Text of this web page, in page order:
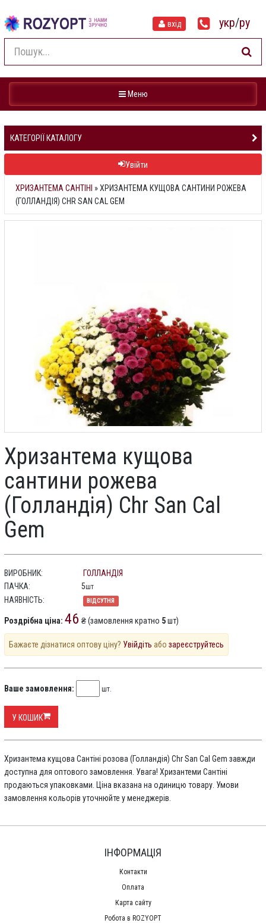
вхід укр/ру
Навігація
Меню
КАТЕГОРІЇ КАТАЛОГУ
Увійти
ХРИЗАНТЕМА САНТІНІ »ХРИЗАНТЕМА КУЩОВА САНТИНИ РОЖЕВА
(ГОЛЛАНДІЯ) CHR SAN CAL GEM
Хризантема кущова
сантини рожева
(Голландія) Chr San Cal
Gem
ВИРОБНИК:
ГОЛЛАНДІЯ
ПАЧКА:
5шт
НАЯВНІСТЬ: ВІДСУТНЯ
Роздрібна ціна: 46 ₴ (замовлення кратно 5шт)
Бажаєте дізнатися оптову ціну? Увійдіть або зареєструйтесь
Ваше замовлення: шт.
У КОШИК
Хризантема кущова Сантіні розова (Голландія) Chr San Cal Gem завжди
доступна для оптового замовлення. Увага! Хризантеми Сантіні
продаються упаковками. Ціна вказана на одиницю товару. Умови
замовлення кольорів уточнюйте у менеджерів.
ІНФОРМАЦІЯ
Контакти
Оплата
Карта сайту
Робота в ROZYOPT